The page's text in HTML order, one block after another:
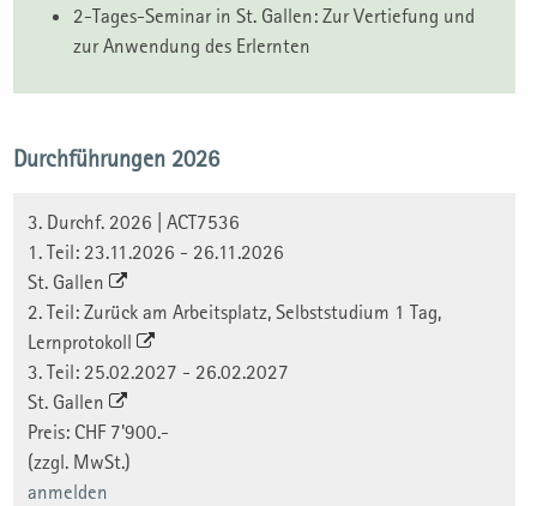
2-Tages-Seminar in St. Gallen: Zur Vertiefung und
zur Anwendung des Erlernten
Durchführungen 2026
3. Durchf. 2026 | ACT7536
1. Teil: 23.11.2026 - 26.11.2026
St. Gallen
2. Teil: Zurück am Arbeitsplatz, Selbststudium 1 Tag,
Lernprotokoll
3. Teil: 25.02.2027 - 26.02.2027
St. Gallen
Preis: CHF 7'900.-
(zzgl. MwSt.)
anmelden